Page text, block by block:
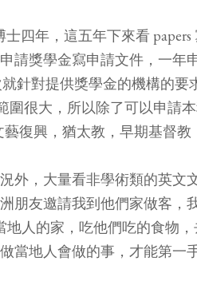
四年，這五年下來看
申請獎學金寫申請文件，一年
針對提供獎學金的機構的要
圍很大，所以除了可以申請
復興，猶太教，早期基督
外，大量看非學術類的英文
朋友邀請我到他們家做客，
地人的家，吃他們吃的食物
做當地人會做的事，才能第一